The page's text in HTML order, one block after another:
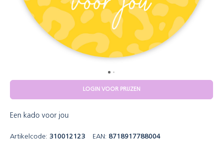
LOGIN VOOR PRIJZEN
Een kado voor jou
Artikelcode: 310012123 EAN: 8718917788004